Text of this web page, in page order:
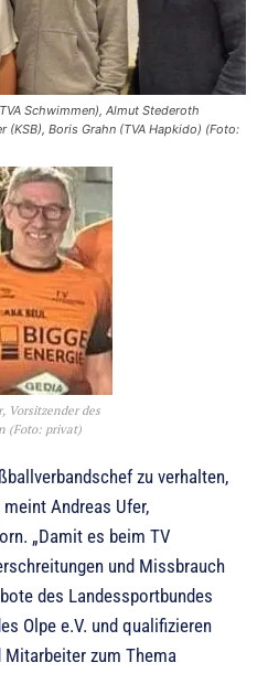
Schwimmen), Almut Stederoth
(KSB), Boris Grahn (TVA Hapkido) (Foto:
Vorsitzender des
(Foto: privat)
zu verhalten,
Andreas Ufer,
„Damit es beim TV
und Missbrauch
des Landessportbundes
Olpe e.V. und qualifizieren
zum Thema